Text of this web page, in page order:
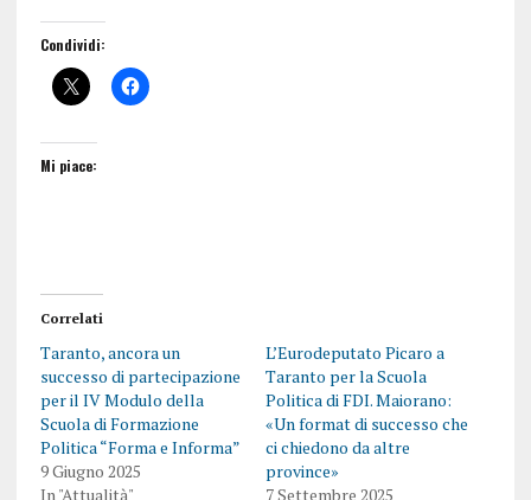
Condividi:
Mi piace:
Correlati
Taranto, ancora un
successo di partecipazione
per il IV Modulo della
Scuola di Formazione
Politica “Forma e Informa”
9 Giugno 2025
In "Attualità"
L’Eurodeputato Picaro a
Taranto per la Scuola
Politica di FDI. Maiorano:
«Un format di successo che
ci chiedono da altre
province»
7 Settembre 2025